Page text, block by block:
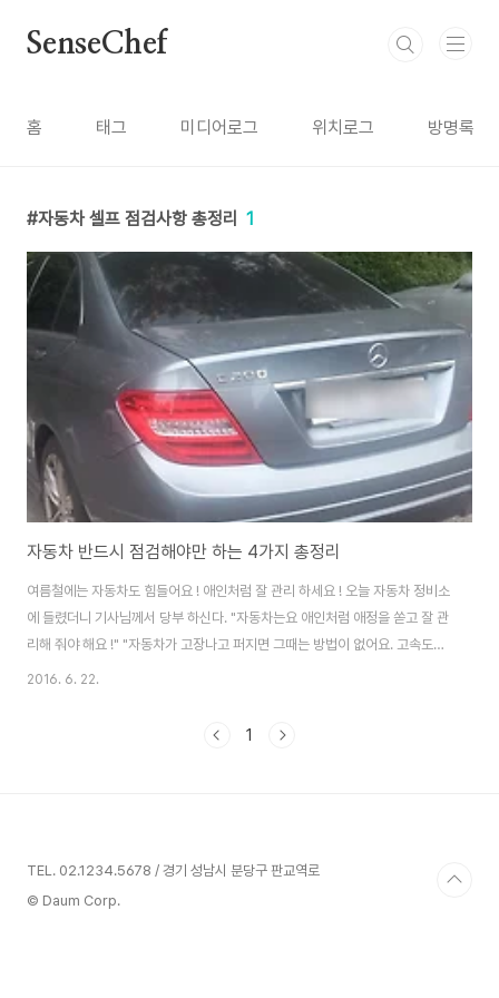
SenseChef
홈 태그 미디어로그 위치로그 방명록
자동차 셀프 점검사항 총정리 1
자동차 반드시 점검해야만 하는 4가지 총정리
여름철에는 자동차도 힘들어요 ! 애인처럼 잘 관리 하세요 ! 오늘 자동차 정비소
에 들렸더니 기사님께서 당부 하신다. "자동차는요 애인처럼 애정을 쏟고 잘 관
리해 줘야 해요 !" "자동차가 고장나고 퍼지면 그때는 방법이 없어요. 고속도로
한가운데에서 멈춰서면 어떡해요 ?" 필자의 자동차 온도계 수준이 예전보다 올
는 누구라도 보면 알 수 있는 것인데 정비소에 들려 발견했다는 것은 필자의 자
2016. 6. 22.
1
TEL. 02.1234.5678 / 경기 성남시 분당구 판교역로
© Daum Corp.